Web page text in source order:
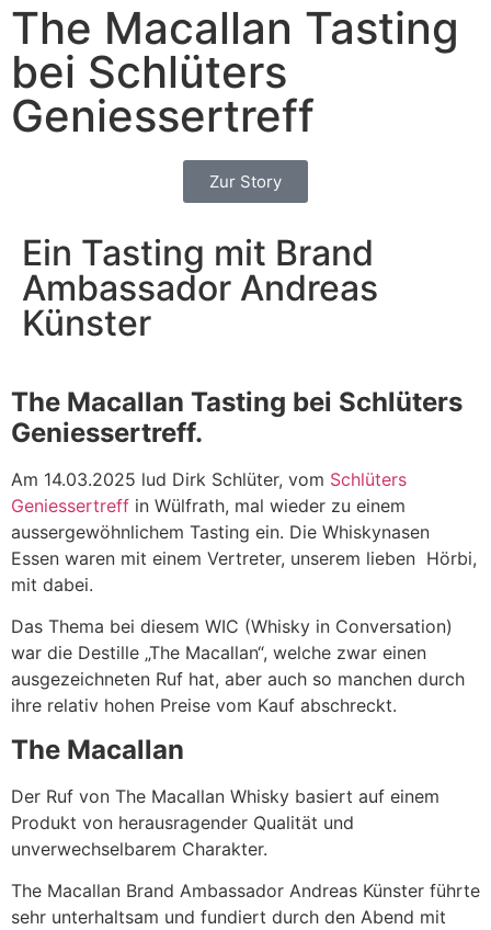
The Macallan Tasting
bei Schlüters
Geniessertreff
Zur Story
Ein Tasting mit Brand
Ambassador Andreas
Künster
The Macallan Tasting bei Schlüters
Geniessertreff.
Am 14.03.2025 lud Dirk Schlüter, vom Schlüters
Geniessertreff in Wülfrath, mal wieder zu einem
aussergewöhnlichem Tasting ein. Die Whiskynasen
Essen waren mit einem Vertreter, unserem lieben Hörbi,
mit dabei.
Das Thema bei diesem WIC (Whisky in Conversation)
war die Destille „The Macallan“, welche zwar einen
ausgezeichneten Ruf hat, aber auch so manchen durch
ihre relativ hohen Preise vom Kauf abschreckt.
The Macallan
Der Ruf von The Macallan Whisky basiert auf einem
Produkt von herausragender Qualität und
unverwechselbarem Charakter.
The Macallan Brand Ambassador Andreas Künster führte
sehr unterhaltsam und fundiert durch den Abend mit